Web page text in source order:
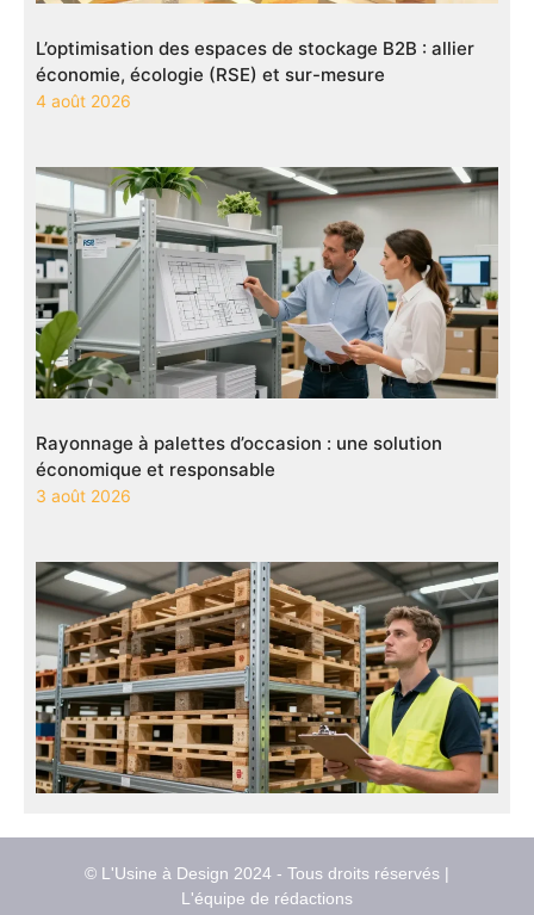
L’optimisation des espaces de stockage B2B : allier
économie, écologie (RSE) et sur-mesure
4 août 2026
Rayonnage à palettes d’occasion : une solution
économique et responsable
3 août 2026
© L'Usine à Design 2024 - Tous droits réservés |
L'équipe de rédactions